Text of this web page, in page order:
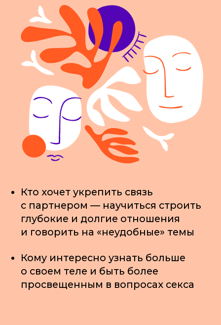
на видеоуроках
и онлайн-встречах
с преподавателем,
а также будете работать
над отношениями,
выполняя домашние
задания